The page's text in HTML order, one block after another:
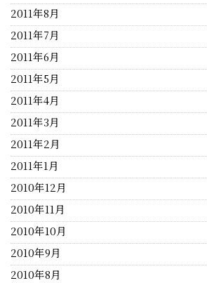
2011年8月
2011年7月
2011年6月
2011年5月
2011年4月
2011年3月
2011年2月
2011年1月
2010年12月
2010年11月
2010年10月
2010年9月
2010年8月